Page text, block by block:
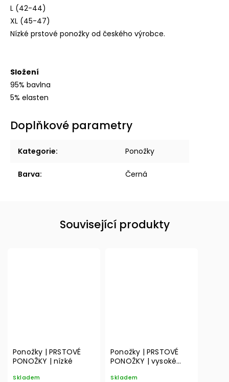
L (42-44)
XL (45-47)
Nízké prstové ponožky od českého výrobce.
Složení
95% bavlna
5% elasten
Doplňkové parametry
Kategorie: Ponožky
Barva: Černá
Související produkty
Ponožky | PRSTOVÉ
PONOŽKY | nízké
Skladem
Ponožky | PRSTOVÉ
PONOŽKY | vysoké
Skladem